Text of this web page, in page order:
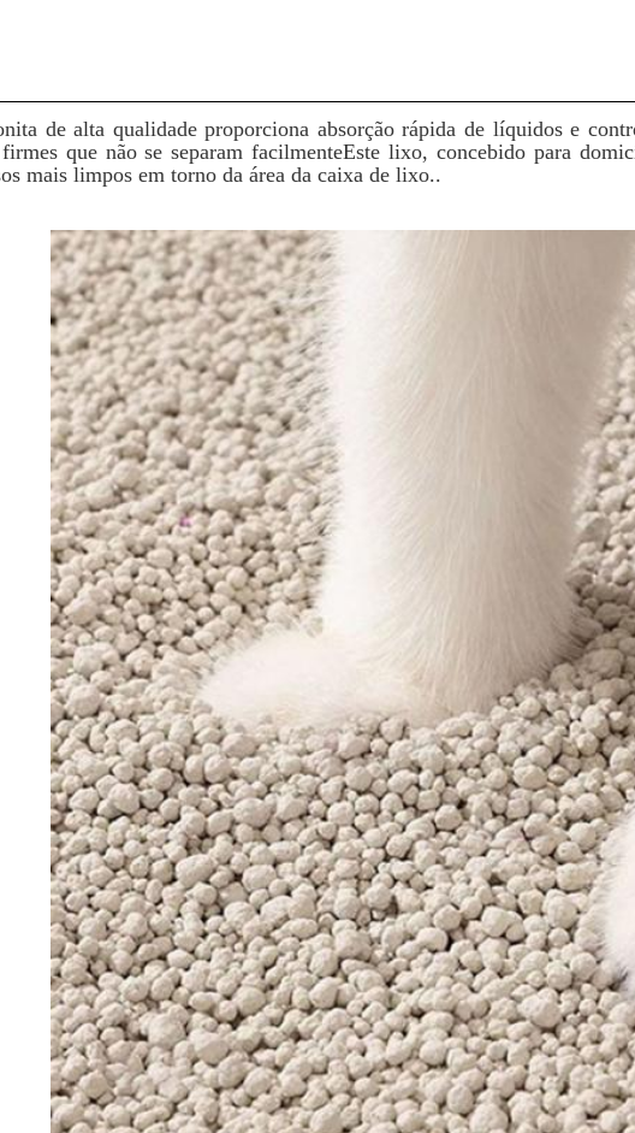
de alta qualidade proporciona absorção rápida de líquidos e
que não se separam facilmenteEste lixo, concebido para
mais limpos em torno da área da caixa de lixo..